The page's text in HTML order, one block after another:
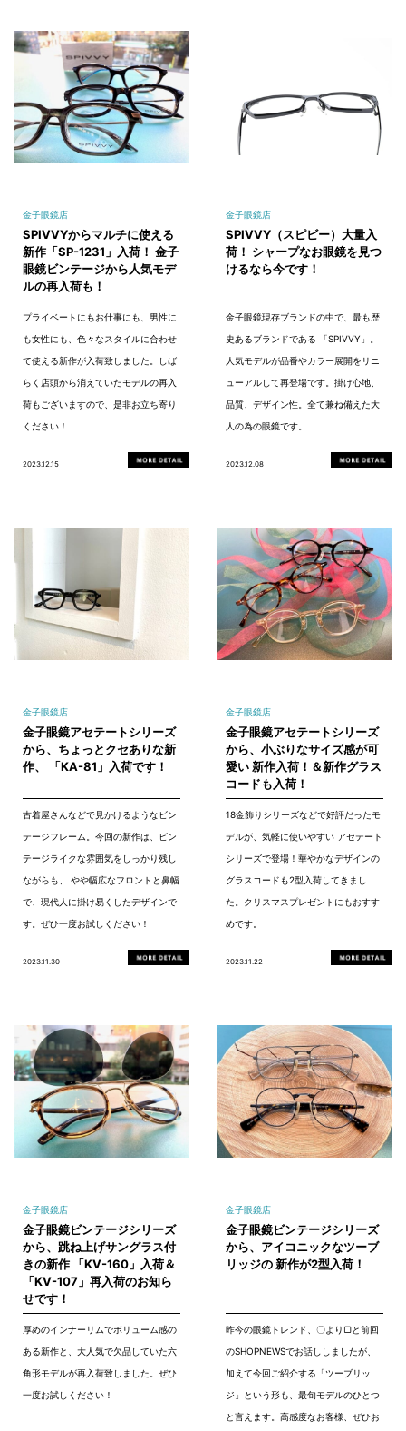
金子眼鏡店
SPIVVYからマルチに使える
新作「SP-1231」入荷！ 金子
眼鏡ビンテージから人気モデ
ルの再入荷も！
プライベートにもお仕事にも、男性に
も女性にも、色々なスタイルに合わせ
て使える新作が入荷致しました。しば
らく店頭から消えていたモデルの再入
荷もございますので、是非お立ち寄り
ください！
2023.12.15
金子眼鏡店
SPIVVY（スピビー）大量入
荷！ シャープなお眼鏡を見つ
けるなら今です！
金子眼鏡現存ブランドの中で、最も歴
史あるブランドである 「SPIVVY」。
人気モデルが品番やカラー展開をリニ
ューアルして再登場です。掛け心地、
品質、デザイン性。全て兼ね備えた大
人の為の眼鏡です。
2023.12.08
金子眼鏡店
金子眼鏡アセテートシリーズ
から、ちょっとクセありな新
作、 「KA-81」入荷です！
古着屋さんなどで見かけるようなビン
テージフレーム。今回の新作は、ビン
テージライクな雰囲気をしっかり残し
ながらも、 やや幅広なフロントと鼻幅
で、現代人に掛け易くしたデザインで
す。ぜひ一度お試しください！
2023.11.30
金子眼鏡店
金子眼鏡アセテートシリーズ
から、小ぶりなサイズ感が可
愛い 新作入荷！＆新作グラス
コードも入荷！
18金飾りシリーズなどで好評だったモ
デルが、気軽に使いやすい アセテート
シリーズで登場！華やかなデザインの
グラスコードも2型入荷してきまし
た。クリスマスプレゼントにもおすす
めです。
2023.11.22
金子眼鏡店
金子眼鏡ビンテージシリーズ
から、跳ね上げサングラス付
きの新作 「KV-160」入荷＆
「KV-107」再入荷のお知ら
せです！
厚めのインナーリムでボリューム感の
ある新作と、大人気で欠品していた六
角形モデルが再入荷致しました。ぜひ
一度お試しください！
金子眼鏡店
金子眼鏡ビンテージシリーズ
から、アイコニックなツーブ
リッジの 新作が2型入荷！
昨今の眼鏡トレンド、〇より▢と前回
のSHOPNEWSでお話ししましたが、
加えて今回ご紹介する「ツーブリッ
ジ」という形も、最旬モデルのひとつ
と言えます。高感度なお客様、ぜひお